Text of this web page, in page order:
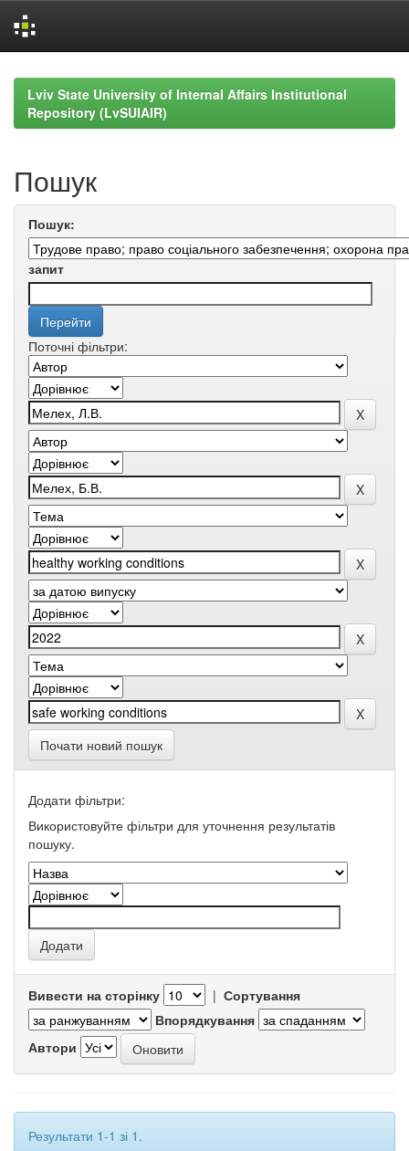
navigationLviv State University of Internal Affairs Institutional
Repository (LvSUIAIR)
Пошук
Пошук:
запит
Поточні фільтри:
Почати новий пошук
Додати фільтри:
Використовуйте фільтри для уточнення результатів
пошуку.
Вивести на сторінку | Сортування
Впорядкування
Автори
Результати 1-1 зі 1.